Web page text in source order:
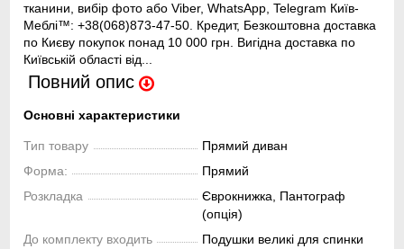
тканини, вибір фото або Viber, WhatsApp, Telegram Київ-
Меблі™: +38(068)873-47-50. Кредит, Безкоштовна доставка
по Києву покупок понад 10 000 грн. Вигідна доставка по
Київській області від...
Повний опис
Основні характеристики
Тип товару
Прямий диван
Форма:
Прямий
Розкладка
Єврокнижка, Пантограф
(опція)
До комплекту входить
Подушки великі для спинки